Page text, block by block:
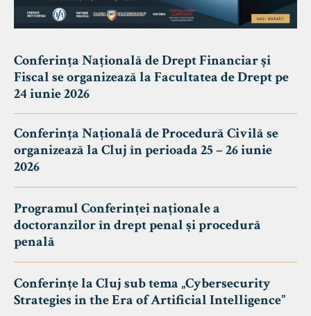
Conferința Națională de Drept Financiar și
Fiscal se organizează la Facultatea de Drept pe
24 iunie 2026
Conferința Națională de Procedură Civilă se
organizează la Cluj în perioada 25 – 26 iunie
2026
Programul Conferinței naționale a
doctoranzilor în drept penal și procedură
penală
Conferințe la Cluj sub tema „Cybersecurity
Strategies in the Era of Artificial Intelligence”